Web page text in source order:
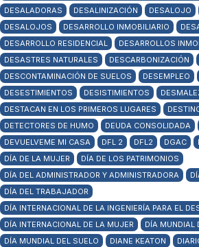
DESALADORAS
DESALINIZACIÓN DESALOJO
DESALOJOS
DESARROLLO INMOBILIARIO
DESARROLLO RESIDENCIAL
DESARROLLOS
DESASTRES NATURALES
DESCARBONIZACIÓN
DESCONTAMINACIÓN DE SUELOS
DESEMPLEO
DESESTIMIENTOS
DESISTIMIENTOS
DESTACAN EN LOS PRIMEROS LUGARES
DETECTORES DE HUMO
DEUDA CONSOLIDADA
DEVUELVEME MI CASA
DFL 2 DFL2 DGAC
DÍA DE LA MUJER
DÍA DE LOS PATRIMONIOS
DÍA DEL ADMINISTRADOR Y ADMINISTRADORA
DÍA DEL TRABAJADOR
DÍA INTERNACIONAL DE LA INGENIERÍA PARA EL
DÍA INTERNACIONAL DE LA MUJER
DÍA MUNDIAL
DÍA MUNDIAL DEL SUELO
DIANE KEATON